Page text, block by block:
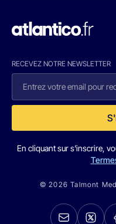
RECEVEZ NOTRE NEWSLETTER
En cliquant sur s'inscrire,
© 2026 Talmont